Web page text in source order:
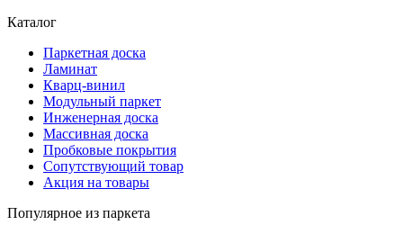
Каталог
Паркетная доска
Ламинат
Кварц-винил
Модульный паркет
Инженерная доска
Массивная доска
Пробковые покрытия
Сопутствующий товар
Акция на товары
Популярное из паркета